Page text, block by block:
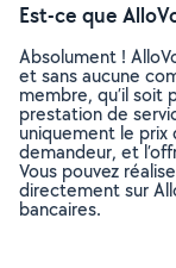
Est-ce que
Absolument !
et sans aucune
membre, qu’il soit
prestation de
uniquement le prix
demandeur, et
Vous pouvez
directement sur
bancaires.